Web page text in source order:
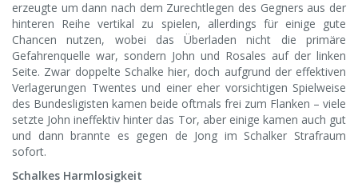
erzeugte um dann nach dem Zurechtlegen des Gegners aus der
hinteren Reihe vertikal zu spielen, allerdings für einige gute
Chancen nutzen, wobei das Überladen nicht die primäre
Gefahrenquelle war, sondern John und Rosales auf der linken
Seite. Zwar doppelte Schalke hier, doch aufgrund der effektiven
Verlagerungen Twentes und einer eher vorsichtigen Spielweise
des Bundesligisten kamen beide oftmals frei zum Flanken – viele
setzte John ineffektiv hinter das Tor, aber einige kamen auch gut
und dann brannte es gegen de Jong im Schalker Strafraum
sofort.
Schalkes Harmlosigkeit